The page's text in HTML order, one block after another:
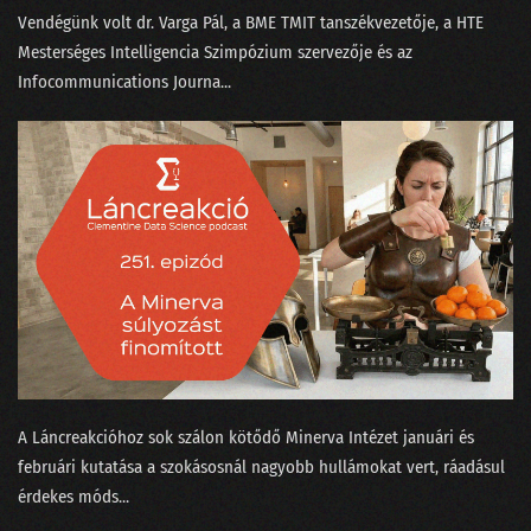
100 - Ezt is megértük!
098 - A GPT alapú keresők forradalmat hoznak
097 - Az igazság a Covid statisztikák körül
096 - Elvirát felköszöntötték névnapja alkalmából
095 - Elmetrükkök a prezentáció tudományában
094 - Kifényeztük a tavalyi kristálygömbünket!
093 - Így működik a ChatGPT
092 - MI-tél helyett MI-nyár lett 2022-ben
Vendégünk volt ⁠dr. Varga Pál⁠, a BME TMIT tanszékvezetője, a ⁠HTE
Mesterséges Intelligencia Szimpózium⁠ szervezője és az
Infocommunications Journa...
A Láncreakcióhoz sok szálon kötődő Minerva Intézet⁠⁠ januári⁠⁠ és
februári⁠⁠ kutatása a szokásosnál nagyobb hullámokat vert, ráadásul
érdekes ⁠móds...